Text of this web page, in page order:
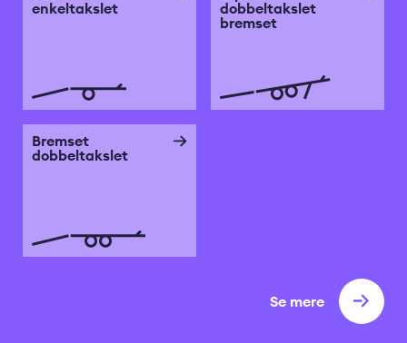
enkeltakslet
dobbeltakslet
bremset
Bremset
dobbeltakslet
Se mere